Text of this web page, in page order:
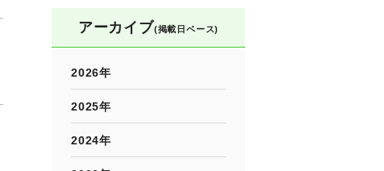
アーカイブ(掲載日ベース)
2026年
2025年
2024年